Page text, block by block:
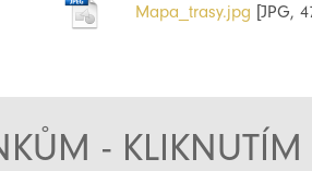
Mapa_trasy.jpg [JPG,
-